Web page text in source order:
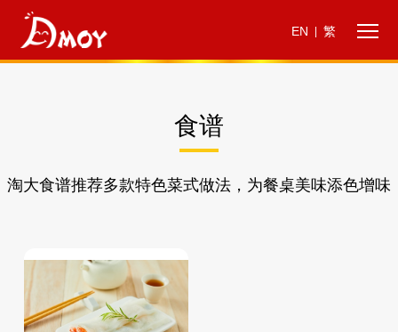
EN 繁
食谱
淘大食谱推荐多款特色菜式做法，为餐桌美味添色增味